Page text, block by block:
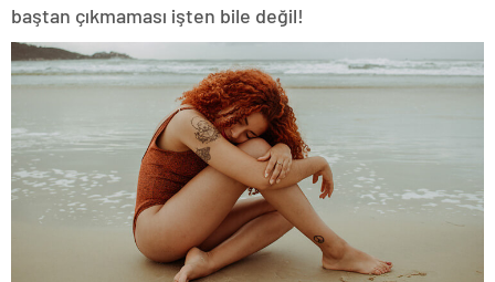
baştan çıkmaması işten bile değil!